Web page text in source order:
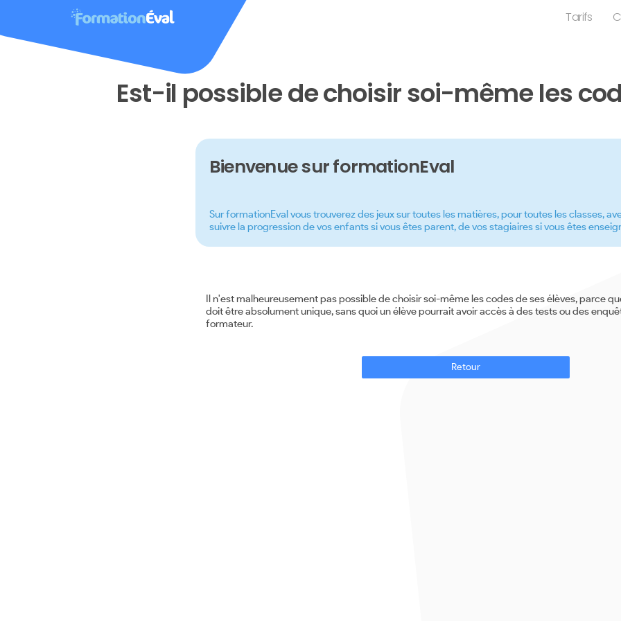
Tarifs
Est-il possible de choisir soi-même les
Bienvenue sur formationEval
Sur formationEval vous trouverez des jeux sur toutes les matières, pour toutes les classes,
suivre la progression de vos enfants si vous êtes parent, de vos stagiaires si vous êtes
Il n'est malheureusement pas possible de choisir soi-même les codes de ses élèves, parce
doit être absolument unique, sans quoi un élève pourrait avoir accès à des tests ou des
formateur.
Retour